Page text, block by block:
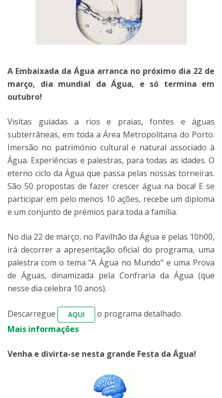
A Embaixada da Água arranca no próximo dia 22 de
março, dia mundial da Água, e só termina em
outubro!
Visitas guiadas a rios e praias, fontes e águas
subterrâneas, em toda a Área Metropolitana do Porto.
Imersão no património cultural e natural associado à
Água. Experiências e palestras, para todas as idades. O
eterno ciclo da Água que passa pelas nossas torneiras.
São 50 propostas de fazer crescer água na boca! E se
participar em pelo menos 10 ações, recebe um diploma
e um conjunto de prémios para toda a família.
No dia 22 de março, no Pavilhão da Água e pelas 10h00,
irá decorrer a apresentação oficial do programa, uma
palestra com o tema "A Água no Mundo" e uma Prova
de Águas, dinamizada pela Confraria da Água (que
nesse dia celebra 10 anos).
Descarregue AQUI
o programa detalhado
Mais informações
Venha e divirta-se nesta grande Festa da Água!